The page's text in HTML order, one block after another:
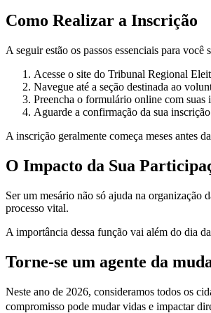
Como Realizar a Inscrição
A seguir estão os passos essenciais para você
Acesse o site do Tribunal Regional
Navegue até a seção destinada ao
Preencha o formulário online com suas
Aguarde a confirmação da sua
A inscrição geralmente começa meses antes
O Impacto da Sua
Ser um mesário não só ajuda na organização
processo vital.
A importância dessa função vai além do dia
Torne-se um agente da
Neste ano de 2026, consideramos todos os
compromisso pode mudar vidas e impactar